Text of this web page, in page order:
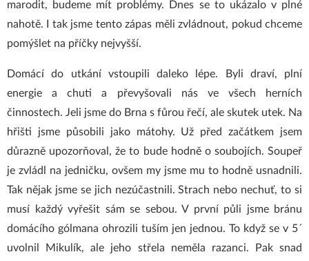
marodit, budeme mít problémy. Dnes se to ukázalo v plné
nahotě. I tak jsme tento zápas měli zvládnout, pokud chceme
pomýšlet na příčky nejvyšší.
Domácí do utkání vstoupili daleko lépe. Byli draví, plní
energie a chuti a převyšovali nás ve všech herních
činnostech. Jeli jsme do Brna s fůrou řečí, ale skutek utek. Na
hřišti jsme působili jako mátohy. Už před začátkem jsem
důrazně upozorňoval, že to bude hodně o soubojích. Soupeř
je zvládl na jedničku, ovšem my jsme mu to hodně usnadnili.
Tak nějak jsme se jich nezúčastnili. Strach nebo nechuť, to si
musí každý vyřešit sám se sebou. V první půli jsme bránu
domácího gólmana ohrozili tuším jen jednou. To když se v 5´
uvolnil Mikulík, ale jeho střela neměla razanci. Pak snad